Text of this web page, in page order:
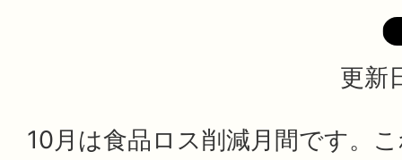
更新
10月は食品ロス削減月間です。